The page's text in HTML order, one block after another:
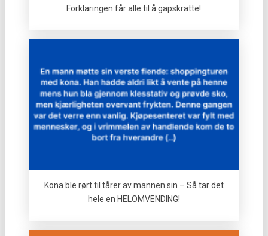
Forklaringen får alle til å gapskratte!
Kona ble rørt til tårer av mannen sin – Så tar det
hele en HELOMVENDING!